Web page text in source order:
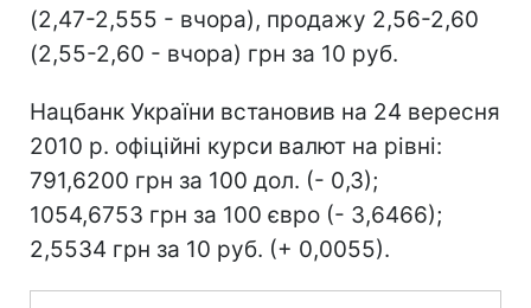
(2,47-2,555 - вчора), продажу 2,56-2,60
(2,55-2,60 - вчора) грн за 10 руб.
Нацбанк України встановив на 24 вересня
2010 р. офіційні курси валют на рівні:
791,6200 грн за 100 дол. (- 0,3);
1054,6753 грн за 100 євро (- 3,6466);
2,5534 грн за 10 руб. (+ 0,0055).